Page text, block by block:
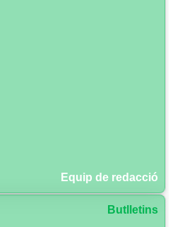
Equip de redacció
Butlletins